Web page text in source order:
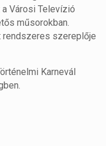
Városi Televízió
műsorokban.
rendszeres szereplője
Karnevál